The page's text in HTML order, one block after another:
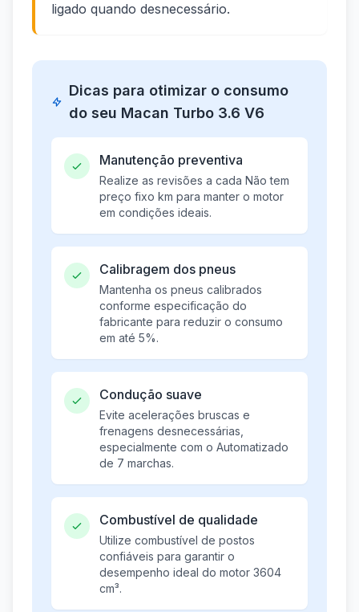
ligado quando desnecessário.
Dicas para otimizar o consumo
do seu Macan Turbo 3.6 V6
Manutenção preventiva
Realize as revisões a cada Não tem
preço fixo km para manter o motor
em condições ideais.
Calibragem dos pneus
Mantenha os pneus calibrados
conforme especificação do
fabricante para reduzir o consumo
em até 5%.
Condução suave
Evite acelerações bruscas e
frenagens desnecessárias,
especialmente com o Automatizado
de 7 marchas.
Combustível de qualidade
Utilize combustível de postos
confiáveis para garantir o
desempenho ideal do motor 3604
cm³.